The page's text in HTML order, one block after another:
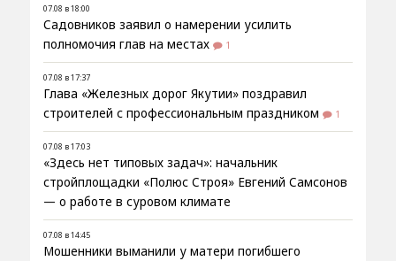
07.08 в 18:00
Садовников заявил о намерении усилить
полномочия глав на местах
1
07.08 в 17:37
Глава «Железных дорог Якутии» поздравил
строителей с профессиональным праздником
1
07.08 в 17:03
«Здесь нет типовых задач»: начальник
стройплощадки «Полюс Строя» Евгений Самсонов
— о работе в суровом климате
07.08 в 14:45
Мошенники выманили у матери погибшего